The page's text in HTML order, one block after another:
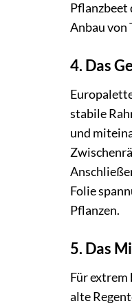
Pflanzbeet
Anbau von
4. Das
stabile
und
Folie
Pflanzen.
5. Das
Für extrem
alte